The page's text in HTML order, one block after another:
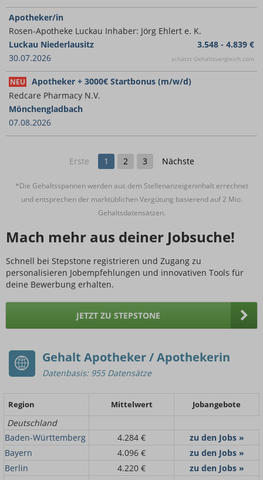
Apotheker/in
Rosen-Apotheke Luckau Inhaber: Jörg Ehlert e. K.
Luckau Niederlausitz
30.07.2026
3.548 - 4.839 €
schätzt Gehaltsvergleich.com
NEU
Apotheker + 3000€ Startbonus (m/w/d)
Redcare Pharmacy N.V.
Mönchengladbach
07.08.2026
Erste 1 2 3 Nächste
*Die Gehaltsspannen werden aus dem Stellenanzeigeninhalt errechnet
und entsprechen der marktüblichen Vergütung basierend auf 2 Mio.
Gehaltsdatensätzen.
Mach mehr aus deiner Jobsuche!
Schnell bei Stepstone registrieren und Zugang zu
personalisieren Jobempfehlungen und innovativen Tools für
deine Bewerbung erhalten.
JETZT ZU STEPSTONE
Gehalt Apotheker / Apothekerin
Datenbasis: 955 Datensätze
Region Mittelwert Jobangebote
Deutschland
Baden-Württemberg
4.284 €
zu den Jobs »
Bayern
4.096 €
zu den Jobs »
Berlin
4.220 €
zu den Jobs »